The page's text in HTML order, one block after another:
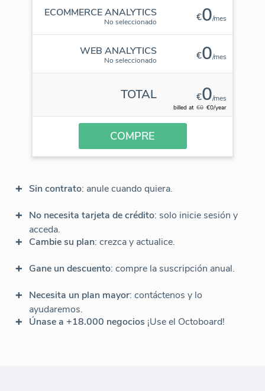
ECOMMERCE ANALYTICS
No seleccionado €0/mes
WEB ANALYTICS
No seleccionado €0/mes
TOTAL €0/mes
billed at €0 €0/year
COMPRE
Sin contrato: anule cuando quiera.
No necesita tarjeta de crédito: solo inicie sesión y
acceda.
Cambie su plan: crezca y actualice.
Gane un descuento: compre la suscripción anual.
Necesita un plan mayor: contáctenos y lo
ayudaremos.
Únase a +18.000 negocios ¡Use el Octoboard!